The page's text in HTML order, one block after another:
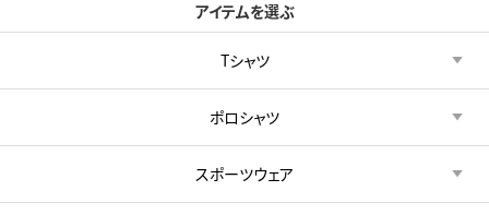
アイテムを選ぶ
Tシャツ
ポロシャツ
スポーツウェア